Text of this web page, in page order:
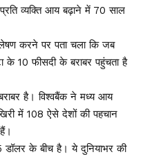
प्रति व्यक्ति आय बढ़ाने में 70 साल
करने पर पता चला कि जब
के 10 फीसदी के बराबर पहुंचता है
है। विश्वबैंक ने मध्य आय
में 108 ऐसे देशों की पहचान
डॉलर के बीच है। ये दुनियाभर की